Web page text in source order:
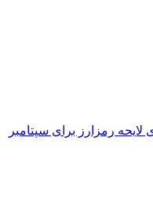
رمزارز برای سپتامبر